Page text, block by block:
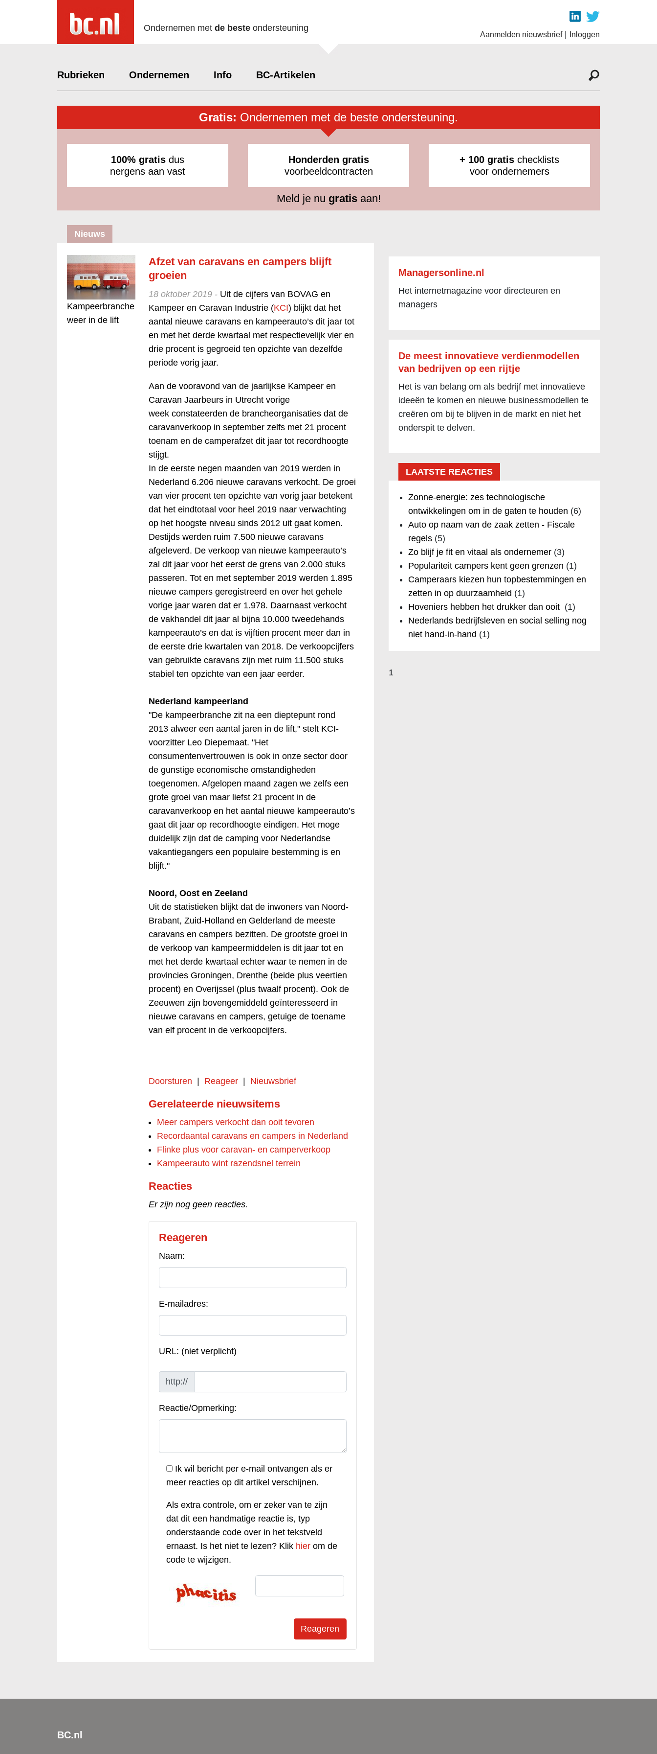
Ondernemen met de beste ondersteuning
Aanmelden nieuwsbrief| Inloggen
Rubrieken Ondernemen Info BC-Artikelen
Gratis: Ondernemen met de beste ondersteuning.
100% gratis dus
nergens aan vast
Honderden gratis
voorbeeldcontracten
+ 100 gratis checklists
voor ondernemers
Meld je nu gratisaan!
Nieuws
Kampeerbranche
weer in de lift
Afzet van caravans en campers blijft
groeien
18 oktober 2019 - Uit de cijfers van BOVAG en
Kampeer en Caravan Industrie (KCI) blijkt dat het
aantal nieuwe caravans en kampeerauto’s dit jaar tot
en met het derde kwartaal met respectievelijk vier en
drie procent is gegroeid ten opzichte van dezelfde
periode vorig jaar.
Aan de vooravond van de jaarlijkse Kampeer en
Caravan Jaarbeurs in Utrecht vorige
week constateerden de brancheorganisaties dat de
caravanverkoop in september zelfs met 21 procent
toenam en de camperafzet dit jaar tot recordhoogte
stijgt.
In de eerste negen maanden van 2019 werden in
Nederland 6.206 nieuwe caravans verkocht. De groei
van vier procent ten opzichte van vorig jaar betekent
dat het eindtotaal voor heel 2019 naar verwachting
op het hoogste niveau sinds 2012 uit gaat komen.
Destijds werden ruim 7.500 nieuwe caravans
afgeleverd. De verkoop van nieuwe kampeerauto’s
zal dit jaar voor het eerst de grens van 2.000 stuks
passeren. Tot en met september 2019 werden 1.895
nieuwe campers geregistreerd en over het gehele
vorige jaar waren dat er 1.978. Daarnaast verkocht
de vakhandel dit jaar al bijna 10.000 tweedehands
kampeerauto’s en dat is vijftien procent meer dan in
de eerste drie kwartalen van 2018. De verkoopcijfers
van gebruikte caravans zijn met ruim 11.500 stuks
stabiel ten opzichte van een jaar eerder.
Nederland kampeerland
"De kampeerbranche zit na een dieptepunt rond
2013 alweer een aantal jaren in de lift," stelt KCI-
voorzitter Leo Diepemaat. "Het
consumentenvertrouwen is ook in onze sector door
de gunstige economische omstandigheden
toegenomen. Afgelopen maand zagen we zelfs een
grote groei van maar liefst 21 procent in de
caravanverkoop en het aantal nieuwe kampeerauto’s
gaat dit jaar op recordhoogte eindigen. Het moge
duidelijk zijn dat de camping voor Nederlandse
vakantiegangers een populaire bestemming is en
blijft."
Noord, Oost en Zeeland
Uit de statistieken blijkt dat de inwoners van Noord-
Brabant, Zuid-Holland en Gelderland de meeste
caravans en campers bezitten. De grootste groei in
de verkoop van kampeermiddelen is dit jaar tot en
met het derde kwartaal echter waar te nemen in de
provincies Groningen, Drenthe (beide plus veertien
procent) en Overijssel (plus twaalf procent). Ook de
Zeeuwen zijn bovengemiddeld geïnteresseerd in
nieuwe caravans en campers, getuige de toename
van elf procent in de verkoopcijfers.
Doorsturen Reageer| Nieuwsbrief
Gerelateerde nieuwsitems
Meer campers verkocht dan ooit tevoren
Recordaantal caravans en campers in Nederland
Flinke plus voor caravan- en camperverkoop
Kampeerauto wint razendsnel terrein
Reacties
Er zijn nog geen reacties.
Reageren
Naam:
E-mailadres:
URL: (niet verplicht)
http://
Reactie/Opmerking:
Ik wil bericht per e-mail ontvangen als er
meer reacties op dit artikel verschijnen.
Als extra controle, om er zeker van te zijn
dat dit een handmatige reactie is, typ
onderstaande code over in het tekstveld
ernaast. Is het niet te lezen? Klik hierom de
code te wijzigen.
Managersonline.nl
Het internetmagazine voor directeuren en
managers
De meest innovatieve verdienmodellen
van bedrijven op een rijtje
Het is van belang om als bedrijf met innovatieve
ideeën te komen en nieuwe businessmodellen te
creëren om bij te blijven in de markt en niet het
onderspit te delven.
LAATSTE REACTIES
Zonne-energie: zes technologische
ontwikkelingen om in de gaten te houden (6)
Auto op naam van de zaak zetten - Fiscale
regels(5)
Zo blijf je fit en vitaal als ondernemer(3)
Populariteit campers kent geen grenzen (1)
Camperaars kiezen hun topbestemmingen en
zetten in op duurzaamheid (1)
Hoveniers hebben het drukker dan ooit (1)
Nederlands bedrijfsleven en social selling nog
niet hand-in-hand (1)
1
BC.nl